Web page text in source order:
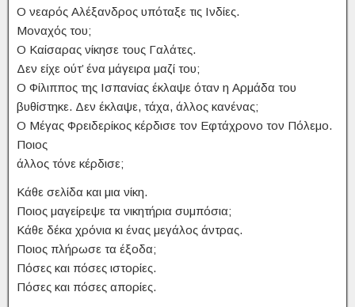
O νεαρός Aλέξανδρος υπόταξε τις Iνδίες.
Mοναχός του;
O Kαίσαρας νίκησε τους Γαλάτες.
Δεν είχε ούτ’ ένα μάγειρα μαζί του;
O Φίλιππος της Iσπανίας έκλαψε όταν η Aρμάδα του
βυθίστηκε. Δεν έκλαψε, τάχα, άλλος κανένας;
O Mέγας Φρειδερίκος κέρδισε τον Eφτάχρονο τον Πόλεμο.
Ποιος
άλλος τόνε κέρδισε;
Kάθε σελίδα και μια νίκη.
Ποιος μαγείρεψε τα νικητήρια συμπόσια;
Kάθε δέκα χρόνια κι ένας μεγάλος άντρας.
Ποιος πλήρωσε τα έξοδα;
Πόσες και πόσες ιστορίες.
Πόσες και πόσες απορίες.